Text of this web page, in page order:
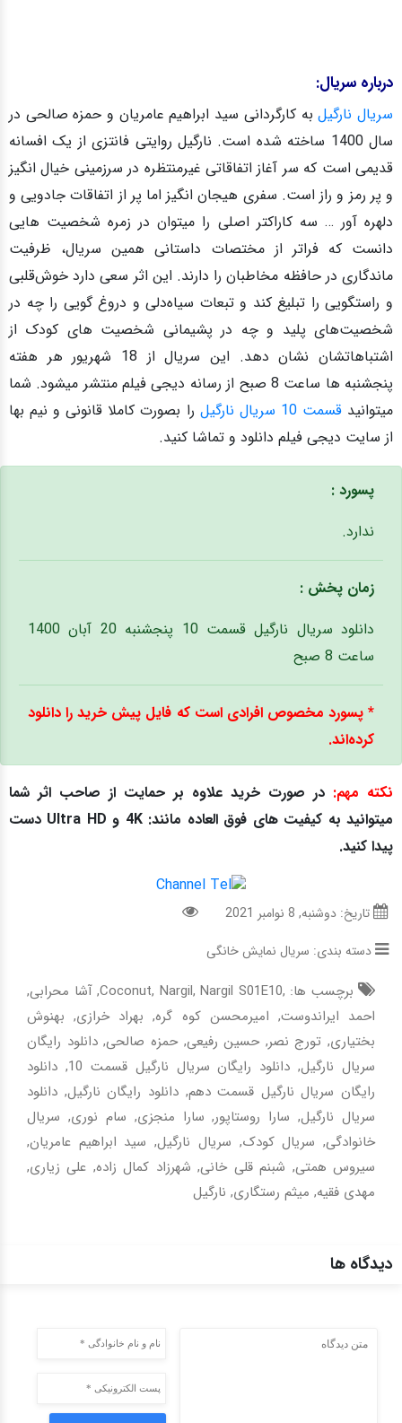
درباره سریال:
سریال نارگیلبه کارگردانی سید ابراهیم عامریان و حمزه صالحی در
سال 1400 ساخته شده است. نارگیل روایتی فانتزی از یک افسانه
قدیمی است که سر آغاز اتفاقاتی غیرمنتظره در سرزمینی خیال‌ انگیز
و پر رمز و راز است. سفری هیجان انگیز اما پر از اتفاقات جادویی و
دلهره آور … سه کاراکتر اصلی را میتوان در زمره شخصیت‌ هایی
دانست که فراتر از مختصات داستانی همین سریال،‌ ظرفیت
ماندگاری در حافظه مخاطبان را دارند. این اثر سعی دارد خوش‌قلبی
و راستگویی را تبلیغ کند و تبعات سیاه‌دلی و دروغ‌ گویی را چه در
شخصیت‌های پلید و چه در پشیمانی شخصیت‌ های کودک از
اشتباهاتشان نشان دهد.
این سریال از 18 شهریور هر هفته
پنجشنبه ها ساعت 8 صبح از رسانه دیجی فیلم منتشر میشود. شما
میتوانیدقسمت 10 سریال نارگیل
را بصورت کاملا قانونی و نیم بها
از سایت دیجی فیلم دانلود و تماشا کنید.
پسورد :
ندارد.
زمان پخش :
دانلود سریال نارگیل قسمت 10 پنجشنبه 20 آبان 1400
ساعت 8 صبح
* پسورد مخصوص افرادی است که فایل پیش خرید را دانلود
کرده‌اند.
نکته مهم: در صورت خرید علاوه بر حمایت از صاحب اثر شما
میتوانید به کیفیت های فوق العاده مانند: 4K و Ultra HD دست
پیدا کنید.
تاریخ: دوشنبه, 8 نوامبر 2021
دسته بندی: سریال نمایش خانگی
برچسب ها: , Coconut, Nargil, Nargil S01E10
,آشا محرابی,
احمد ایراندوست, امیرمحسن کوه گره, بهراد خرازی, بهنوش
بختیاری, تورج نصر,حسین رفیعی,حمزه صالحی,دانلود رایگان
سریال نارگیل, دانلود رایگان سریال نارگیل قسمت 10 , دانلود
رایگان سریال نارگیل قسمت دهم,دانلود رایگان نارگیل, دانلود
سریال نارگیل, سارا روستاپور, سارا منجزی, سام نوری, سریال
خانوادگی, سریال کودک, سریال نارگیل, سید ابراهیم عامریان,
سیروس همتی, شبنم قلی خانی, شهرزاد کمال زاده, علی زیاری,
مهدی فقیه, میثم رستگاری, نارگیل
دیدگاه ها